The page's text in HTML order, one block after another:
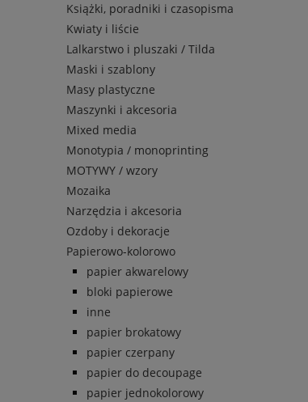
Książki, poradniki i czasopisma
Kwiaty i liście
Lalkarstwo i pluszaki / Tilda
Maski i szablony
Masy plastyczne
Maszynki i akcesoria
Mixed media
Monotypia / monoprinting
MOTYWY / wzory
Mozaika
Narzędzia i akcesoria
Ozdoby i dekoracje
Papierowo-kolorowo
papier akwarelowy
bloki papierowe
inne
papier brokatowy
papier czerpany
papier do decoupage
papier jednokolorowy